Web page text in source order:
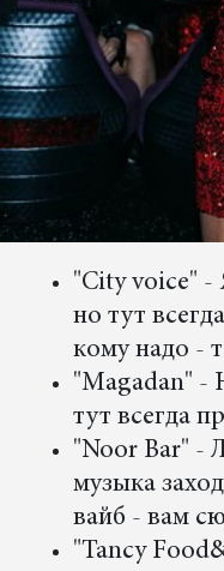
"City voice" -
но тут
кому надо -
"Magadan" -
тут всегда
"Noor Bar" -
музыка
вайб - вам
"Tancy